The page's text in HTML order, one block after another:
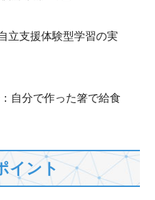
立支援体験型学習の実
で作った箸で給食
イント